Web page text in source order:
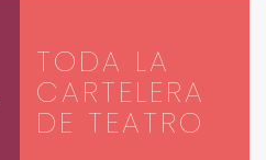
TODA LA
CARTELERA
DE TEATRO